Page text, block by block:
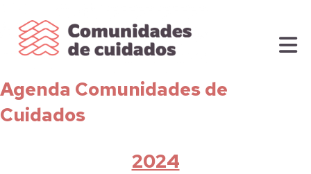
Agenda Comunidades de
Cuidados
2024